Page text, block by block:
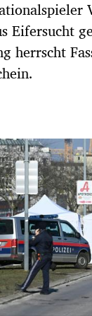
Eifersucht
herrscht
schließen